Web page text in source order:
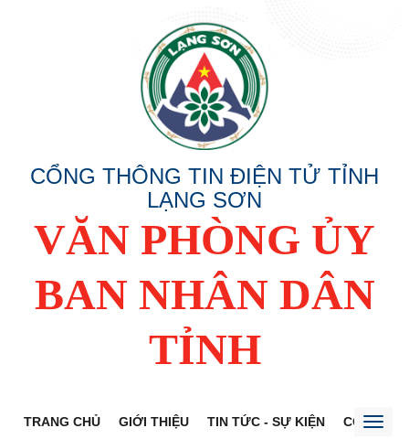
CỔNG THÔNG TIN ĐIỆN TỬ TỈNH
LẠNG SƠN
VĂN PHÒNG ỦY
BAN NHÂN DÂN
TỈNH
TRANG CHỦ GIỚI THIỆU TIN TỨC - SỰ KIỆN CỔNG